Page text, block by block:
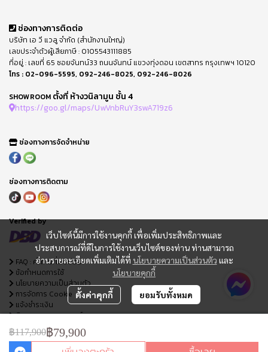
฿117,900฿79,900
เว็บไซต์นี้มีการใช้งานคุกกี้ เพื่อเพิ่มประสิทธิภาพและ
ประสบการณ์ที่ดีในการใช้งานเว็บไซต์ของท่าน ท่านสามารถ
อ่านรายละเอียดเพิ่มเติมได้ที่ นโยบายความเป็นส่วนตัว และ
นโยบายคุกกี้
ตั้งค่าคุกกี้ ยอมรับทั้งหมด
ช่องทางการติดต่อ
บริษัท เอ วี แวลู จำกัด (สำนักงานใหญ่)
เลขประจำตัวผู้เสียภาษี : 0105543111885
ที่อยู่ : เลขที่ 65 ซอยจันทน์33 ถนนจันทน์ แขวงทุ่งดอน เขตสาทร กรุงเทพฯ 10120
โทร : 02-096-5595, 092-246-8025, 092-246-8026
SHOWROOM ตั้งที่ ห้างวนิลามูน ชั้น 4
https://goo.gl/maps/UwVnbRuY3swA719z6
ช่องทางการจัดจำหน่าย
ช่องทางการติดตาม
Verified by
FAQ : คำถามที่พบบ่อย
ข้อกำหนดการใช้
นโยบายความเป็นส่วนตัว
การจัดการ Cookie
แจ้งชำระเงิน
ติดตามสถานะออเดอร์
ใบเสนอราคา